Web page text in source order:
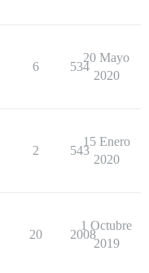
6 534
20 Mayo
2020
2 543
15 Enero
2020
20 2008
1 Octubre
2019